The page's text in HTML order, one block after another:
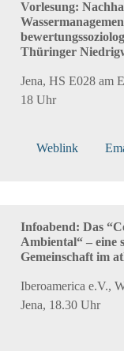
Vorlesung:
Thüringer
Jena, HS E028 am
18 Uhr
Weblink
Infoabend: Das
Ambiental“ – eine
Gemeinschaft im
Iberoamerica e.V.,
Jena, 18.30 Uhr